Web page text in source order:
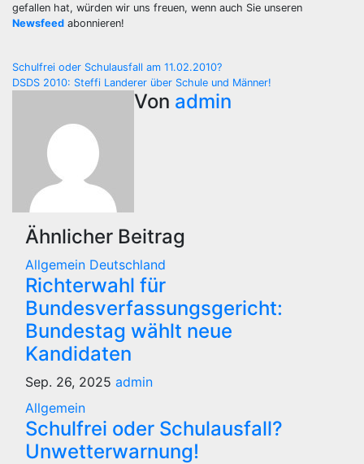
gefallen hat, würden wir uns freuen, wenn auch Sie unseren
Newsfeed abonnieren!
Beitragsnavigation
Schulfrei oder Schulausfall am 11.02.2010?
DSDS 2010: Steffi Landerer über Schule und Männer!
Von admin
Ähnlicher Beitrag
Allgemein Deutschland
Richterwahl für
Bundesverfassungsgericht:
Bundestag wählt neue
Kandidaten
Sep. 26, 2025 admin
Allgemein
Schulfrei oder Schulausfall?
Unwetterwarnung!